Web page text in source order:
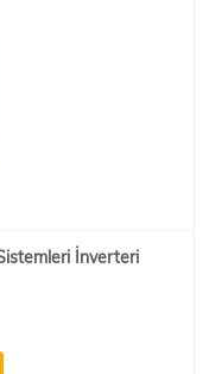
İnverteri